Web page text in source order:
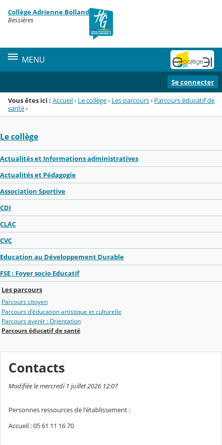
Menu de la rubrique
Contenu
Collège Adrienne Bolland
Bessières
MENU
Se connecter
Vous êtes ici : Accueil› Le collège› Les parcours› Parcours éducatif de
santé›
Le collège
Actualités et Informations administratives
Actualités et Pédagogie
Association Sportive
CDI
CLAC
CVC
Education au Développement Durable
FSE : Foyer socio Educatif
Les parcours
Parcours citoyen
Parcours d'éducation artistique et culturelle
Parcours avenir : Orientation
Parcours éducatif de santé
Contacts
Modifiée le mercredi 1 juillet 2026 12:07
Personnes ressources de l'établissement :
Accueil : 05 61 11 16 70